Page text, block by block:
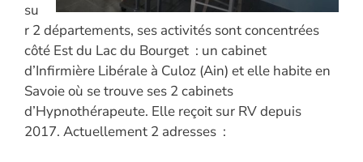
su
r 2 départements, ses activités sont concentrées
côté Est du Lac du Bourget : un cabinet
d’Infirmière Libérale à Culoz (Ain) et elle habite en
Savoie où se trouve ses 2 cabinets
d’Hypnothérapeute. Elle reçoit sur RV depuis
2017. Actuellement 2 adresses :